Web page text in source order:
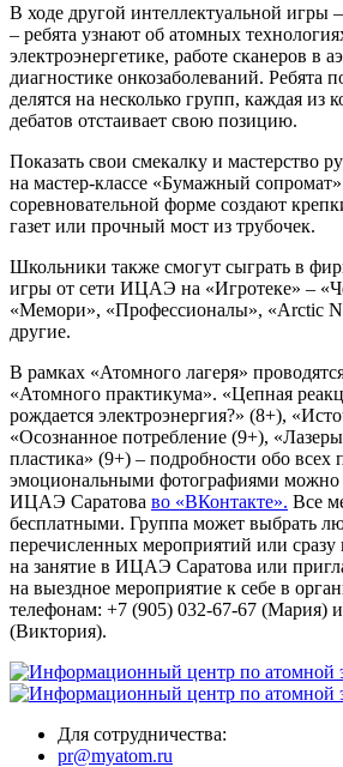
В ходе другой интеллектуальной
– ребята узнают об атомных
электроэнергетике, работе сканеров в
диагностике онкозаболеваний. Ребята
делятся на несколько групп, каждая из
дебатов отстаивает свою позицию.
Показать свои смекалку и мастерство
на мастер-классе «Бумажный
соревновательной форме создают
газет или прочный мост из трубочек.
Школьники также смогут сыграть в
игры от сети ИЦАЭ на «Игротеке» –
«Мемори», «Профессионалы», «Arctic
другие.
В рамках «Атомного лагеря»
«Атомного практикума». «Цепная
рождается электроэнергия?» (8+),
«Осознанное потребление (9+),
пластика» (9+) – подробности обо всех
эмоциональными фотографиями можно
ИЦАЭ Саратова во «ВКонтакте». Все
бесплатными. Группа может выбрать
перечисленных мероприятий или сразу
на занятие в ИЦАЭ Саратова или
на выездное мероприятие к себе в
телефонам: +7 (905) 032-67-67 (Мария)
(Виктория).
Для сотрудничества:
pr@myatom.ru